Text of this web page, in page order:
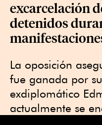
excarcelación
detenidos
La oposición
fue ganada por
exdiplomático
actualmente se